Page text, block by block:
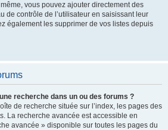
même, vous pouvez ajouter directement des
de contrôle de l’utilisateur en saisissant leur
également les supprimer de vos listes depuis
recherche dans un ou des forums ?
de recherche située sur l’index, les pages des
La recherche avancée est accessible en
avancée » disponible sur toutes les pages du